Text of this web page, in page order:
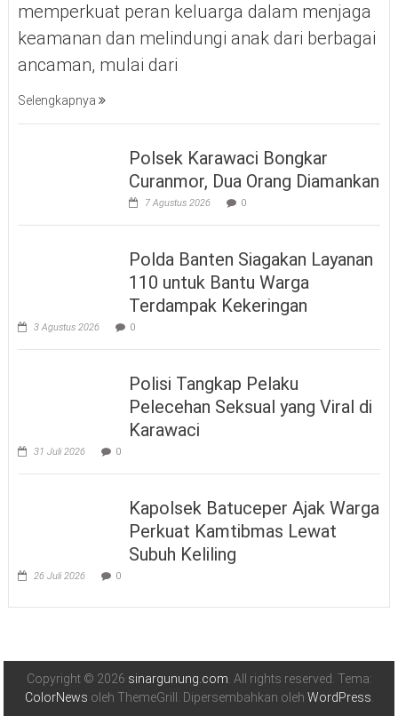
memperkuat peran keluarga dalam menjaga
keamanan dan melindungi anak dari berbagai
ancaman, mulai dari
Selengkapnya
Polsek Karawaci Bongkar
Curanmor, Dua Orang Diamankan
7 Agustus 2026 0
Polda Banten Siagakan Layanan
110 untuk Bantu Warga
Terdampak Kekeringan
3 Agustus 2026 0
Polisi Tangkap Pelaku
Pelecehan Seksual yang Viral di
Karawaci
31 Juli 2026 0
Kapolsek Batuceper Ajak Warga
Perkuat Kamtibmas Lewat
Subuh Keliling
26 Juli 2026 0
Copyright © 2026 sinargunung.com . All rights reserved. Tema:
ColorNews oleh ThemeGrill. Dipersembahkan oleh WordPress